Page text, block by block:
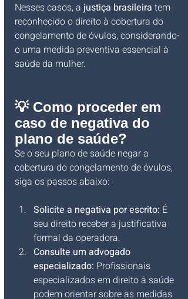
Nesses casos, a justiça brasileira tem
reconhecido o direito à cobertura do
congelamento de óvulos, considerando-
o uma medida preventiva essencial à
saúde da mulher.
💡 Como proceder em
caso de negativa do
plano de saúde?
Se o seu plano de saúde negar a
cobertura do congelamento de óvulos,
siga os passos abaixo:
Solicite a negativa por escrito: É
seu direito receber a justificativa
formal da operadora.
Consulte um advogado
especializado: Profissionais
especializados em direito à saúde
podem orientar sobre as medidas